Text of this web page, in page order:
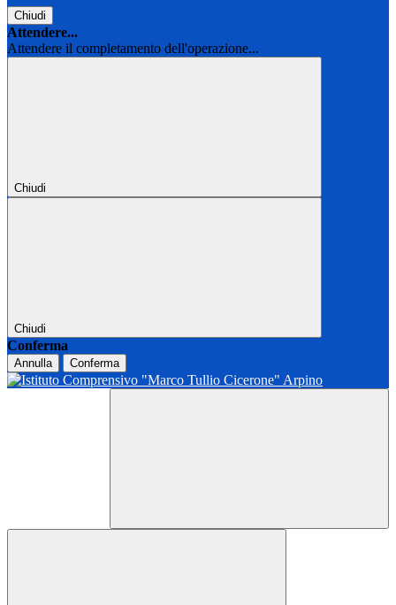
Chiudi
Attendere...
Attendere il completamento dell'operazione...
Chiudi
Chiudi
Conferma
Annulla Conferma